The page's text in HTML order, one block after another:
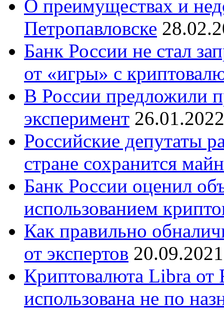
О преимуществах и
Петропавловске
Банк России не стал
от «игры» с
В России предложили
эксперимент 26.01.2022
Российские депутаты
стране сохранится
Банк России оценил
использованием
Как правильно
от экспертов 20.09.2021
Криптовалюта Libra от
использована не по